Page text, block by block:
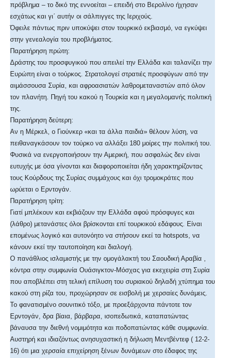
πρόβλημα – το δικό της εννοείται – επειδή στο Βερολίνο ήχησαν
εσχάτως και γι΄ αυτήν οι σάλπιγγες της Ιεριχούς.
Όφειλε πάντως πριν υποκύψει στον τουρκικό εκβιασμό, να εγκύψει
στην γενεαλογία του προβλήματος.
Παρατήρηση πρώτη:
Δράστης του προσφυγικού που απειλεί την Ελλάδα και ταλανίζει την
Ευρώπη είναι ο τούρκος. Στρατολογεί στρατιές προσφύγων από την
αιμάσσουσα Συρία, και αφροασιατών λαθρομεταναστών από όλον
τον πλανήτη. Πηγή του κακού η Τουρκία και η μεγαλομανής πολιτική
της.
Παρατήρηση δεύτερη:
Αν η Μέρκελ, ο Γιούνκερ «και τα άλλα παιδιά» θέλουν λύση, να
πειθαναγκάσουν τον τούρκο να αλλάξει 180 μοίρες την πολιτική του.
Φυσικά να ενεργοποιήσουν την Αμερική, που ασφαλώς δεν είναι
ευτυχής με όσα γίνονται και διαφοροποιείται ήδη χαρακτηρίζοντας
τους Κούρδους της Συρίας συμμάχους και όχι τρομοκράτες που
ωρύεται ο Ερντογάν.
Παρατήρηση τρίτη:
Γιατί μπλέκουν και εκβιάζουν την Ελλάδα αφού πρόσφυγες και
(λάθρο) μετανάστες όλοι βρίσκονται επί τουρκικού εδάφους. Είναι
επομένως λογικό και αυτονόητο να στήσουν εκεί τα hotspots, να
κάνουν εκεί την ταυτοποίηση και διαλογή.
O πανάθλιος ισλαμιστής με την ομογάλακτή του Σαουδική Αραβία ,
κόντρα στην συμφωνία Ουάσιγκτον-Μόσχας για εκεχειρία στη Συρία
που αποβλέπει στη τελική επίλυση του συριακού δηλαδή χτύπημα του
κακού στη ρίζα του, προχώρησαν σε εισβολή με χερσαίες δυνάμεις.
Το φανατισμένο σουνιτικό τόξο, με προεξάρχοντα πάντοτε τον
Ερντογάν, δρα βίαια, βάρβαρα, ισοπεδωτικά, καταπατώντας
βάναυσα την διεθνή νομιμότητα και ποδοπατώντας κάθε συμφωνία.
Αυστηρή και ιδιαζόντως ανησυχαστική η δήλωση Μεντβέντεφ ( 12-2-
16) ότι μια χερσαία επιχείρηση ξένων δυνάμεων στο έδαφος της